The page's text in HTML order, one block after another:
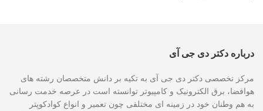
درباره دکتر دی جی آی
مرکز تخصصی دکتر دی جی آی به تکیه بر دانش متخصصان رشته های
هوافضا، برق الکترونیک و کامپیوتر توانسته است در عرصه خدمت رسانی
به هم وطنان خود در زمینه ای مختلفی چون تعمیر و انواع کوادکوپتر